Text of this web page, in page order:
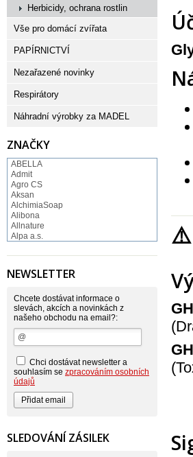
⚠️
Herbicidy, ochrana rostlin
Vše pro domácí zvířata
PAPÍRNICTVÍ
Nezařazené novinky
Respirátory
Náhradní výrobky za MADEL
ZNAČKY
ABELLA
Admit
Agro CS
Aksan
AlchimiaSoap
Alibona
Allnature
Alpa a.s.
Alufix
Astonish
Atlantic
AutoMax Group
Axcentive
BaL
Bateria
Beauty Lille
Beiersdorf - Nivea
Bella
Benkor
BERGEN S. R. L.
Bettina Barty
Bio-repel
Bioclean
NEWSLETTER
Chcete dostávat informace o
slevách, akcích a novinkách z
našeho obchodu na email?:
Chci dostávat newsletter a
souhlasím se zpracováním osobních
údajů
SLEDOVÁNÍ ZÁSILEK